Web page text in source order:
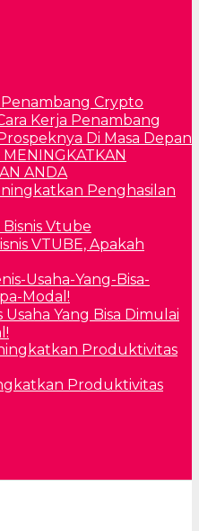
Kerja Penambang
Di Masa Depan
Penghasilan
VTUBE, Apakah
Usaha Yang Bisa Dimulai
Produktivitas